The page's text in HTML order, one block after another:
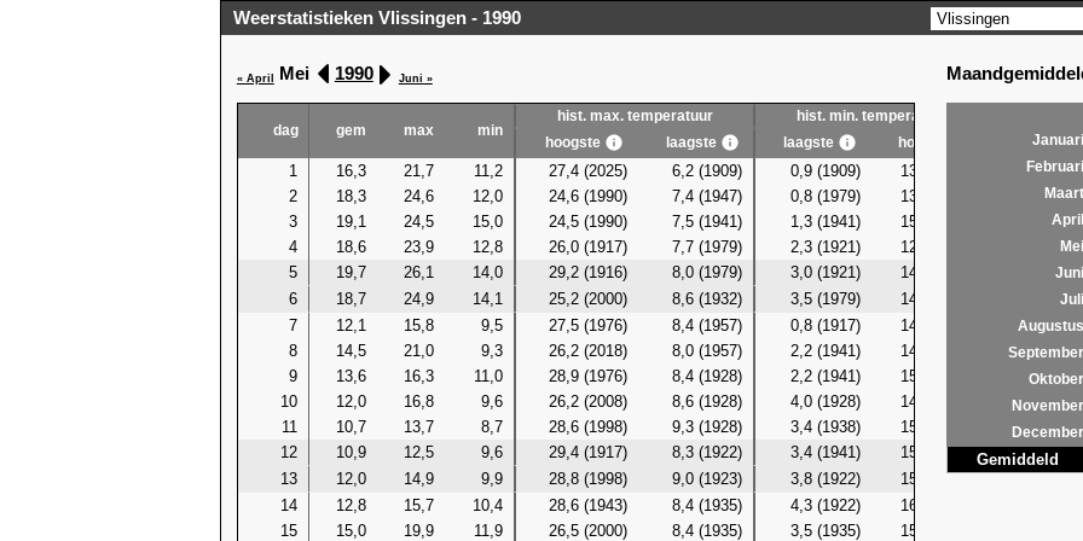
Weerstatistieken Vlissingen - 1990
« April Mei 1990 Juni »
dag gem max min
hist. max. temperatuur hist. min. temperatuur
hist.
hoogste
laagste laagste hoogste laagste
1 16,3 21,7 11,2 27,4 (2025) 6,2 (1909) 0,9 (1909) 13,1 (2025) 4,9
2
18,3 24,6 12,0 24,6 (1990) 7,4 (1947) 0,8 (1979) 13,2 4,5
3
19,1 24,5 15,0 24,5 (1990) 7,5 (1941) 1,3 (1941) 15,0 (1990) 5,0
4
18,6 23,9 12,8 26,0 (1917) 7,7 (1979) 2,3 (1921) 12,8 (1990) 4,8
5
19,7 26,1 14,0 29,2 (1916) 8,0 (1979) 3,0 (1921) 14,0 (1990) 5,1
6
18,7 24,9 14,1 25,2 (2000) 8,6 (1932) 3,5 (1979) 14,1 (1990) 6,2
7
12,1 15,8 9,5 27,5 (1976) 8,4 (1957) 0,8 (1917) 14,3 (2018) 5,9
8
14,5 21,0 9,3 26,2 (2018) 8,0 (1957) 2,2 (1941) 14,6 (2016) 5,9
9
13,6 16,3 11,0 28,9 (1976) 8,4 (1928) 2,2 (1941) 15,5 (2016) 6,5
10
12,0 16,8 9,6 26,2 (2008) 8,6 (1928) 4,0 (1928) 14,7 (2008) 6,4
11
10,7 13,7 8,7 28,6 (1998) 9,3 (1928) 3,4 (1938) 15,9 (1998) 6,4
12
10,9 12,5 9,6 29,4 (1917) 8,3 (1922) 3,4 (1941) 15,0 (1920) 6,5
13
12,0 14,9 9,9 28,8 (1998) 9,0 (1923) 3,8 (1922) 15,2 (2024) 6,4
14
12,8 15,7 10,4 28,6 (1943) 8,4 (1935) 4,3 (1922) 16,0 (1998)
15
15,0 19,9 11,9 26,5 (2000) 8,4 (1935) 3,5 (1935) 15,3 (2000)
Januari
Februari
Maart
April
Mei
Juni
Juli
Augustus
September
Oktober
November
December
Gemiddeld